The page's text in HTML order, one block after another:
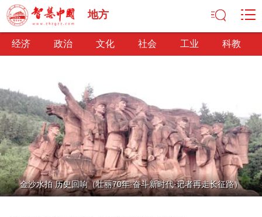
地方
经济 政治 文化 社会 工业 科教
经济
经济观察 产业纵横 区域经济 新锐视点
发展理念
经济转型
供给侧改革
政治
深化改革 依法治国 司法公正 民主政治
观察思考
金沙水拍 历史回响（壮丽70年·奋斗新时代·记者再走长征路）